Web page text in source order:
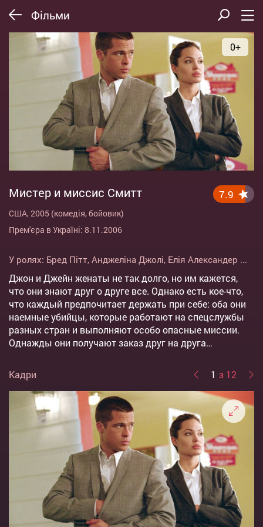
Фільми
0+
Мистер и миссис Смитт
США, 2005 (комедія, бойовик)
Прем'єра в Україні: 8.11.2006
7.9
У ролях: Бред Пітт, Анджеліна Джолі, Елія Александер ...
Джон и Джейн женаты не так долго, но им кажется,
что они знают друг о друге все. Однако есть кое-что,
что каждый предпочитает держать при себе: оба они
наемные убийцы, которые работают на спецслужбы
разных стран и выполняют особо опасные миссии.
Однажды они получают заказ друг на друга…
Кадри 1 з 12